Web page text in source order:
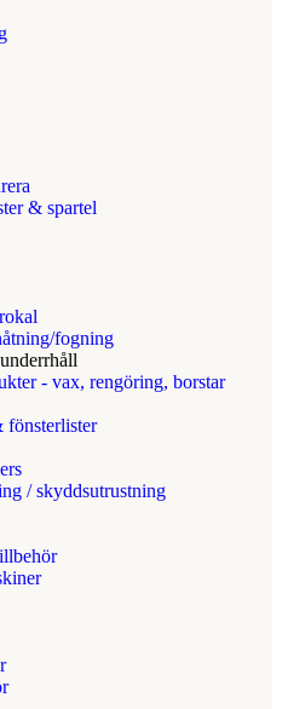
& spartel
fogning
- vax, rengöring, borstar
fönsterlister
/ skyddsutrustning